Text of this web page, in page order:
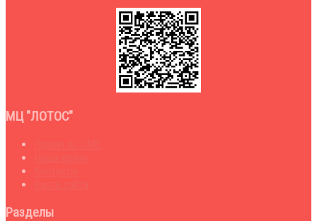
МЦ "ЛОТОС"
Разделы